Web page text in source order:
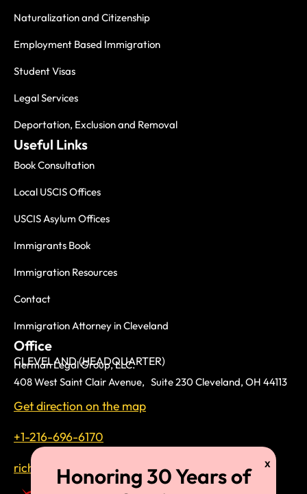
Naturalization and Citizenship
Employment Based Immigration
Student Visas
Legal Services
Deportation, Exclusion and Removal
Useful Links
Book Consultation
Local USCIS Offices
USCIS Asylum Offices
Immigrants Book
Immigration Resources
Contact
Immigration Attorney in Cleveland
Office
CLEVELAND (HEADQUARTER)
Herman Legal Group, LLC.
408 West Saint Clair Avenue, Suite 230 Cleveland, OH 44113
Get direction on the map
+1-216-696-6170
richardtmherman@gmail.com